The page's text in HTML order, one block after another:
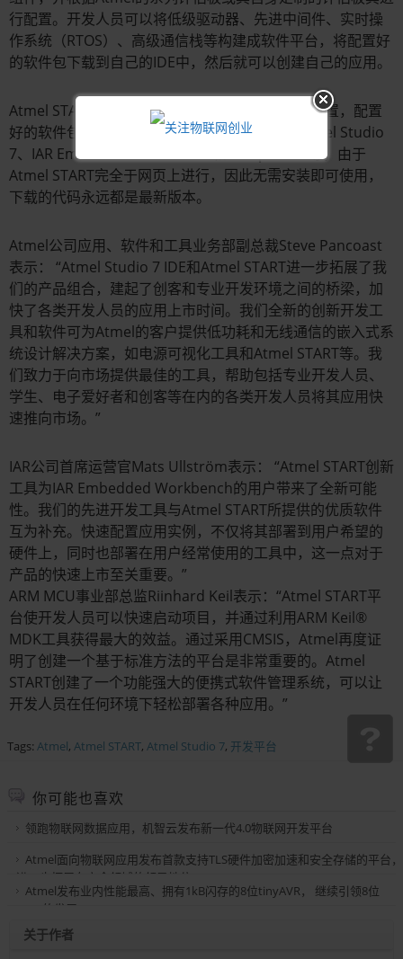
行配置。开发人员可以将低级驱动器、先进中间件、实时操
作系统（RTOS）、高级通信栈等构建成软件平台，将配置好
的软件包下载到自己的IDE中，然后就可以创建自己的应用。
Atmel START支持对引脚复用和时钟树的图形化配置，配置
好的软件包下载后可支持多种开发环境，包括Atmel Studio
7、IAR Embedded Workbench和 Keil µVision等。由于
Atmel START完全于网页上进行，因此无需安装即可使用，
下载的代码永远都是最新版本。
Atmel公司应用、软件和工具业务部副总裁Steve Pancoast
表示： “Atmel Studio 7 IDE和Atmel START进一步拓展了我
们的产品组合，建起了创客和专业开发环境之间的桥梁，加
快了各类开发人员的应用上市时间。我们全新的创新开发工
具和软件可为Atmel的客户提供低功耗和无线通信的嵌入式系
统设计解决方案，如电源可视化工具和Atmel START等。我
们致力于向市场提供最佳的工具，帮助包括专业开发人员、
学生、电子爱好者和创客等在内的各类开发人员将其应用快
速推向市场。”
IAR公司首席运营官Mats Ullström表示： “Atmel START创新
工具为IAR Embedded Workbench的用户带来了全新可能
性。我们的先进开发工具与Atmel START所提供的优质软件
互为补充。快速配置应用实例，不仅将其部署到用户希望的
硬件上，同时也部署在用户经常使用的工具中，这一点对于
产品的快速上市至关重要。”
ARM MCU事业部总监Riinhard Keil表示：“Atmel START平
台使开发人员可以快速启动项目，并通过利用ARM Keil®
MDK工具获得最大的效益。通过采用CMSIS，Atmel再度证
明了创建一个基于标准方法的平台是非常重要的。Atmel
START创建了一个功能强大的便携式软件管理系统，可以让
开发人员在任何环境下轻松部署各种应用。”
Tags: Atmel, Atmel START, Atmel Studio 7, 开发平台
你可能也喜欢
领跑物联网数据应用，机智云发布新一代4.0物联网开发平台
Atmel面向物联网应用发布首款支持TLS硬件加密加速和安全存储的平台，
进一步拓展在安全领域的领导地位
Atmel发布业内性能最高、拥有1kB闪存的8位tinyAVR， 继续引领8位
MCU的发展
关于作者